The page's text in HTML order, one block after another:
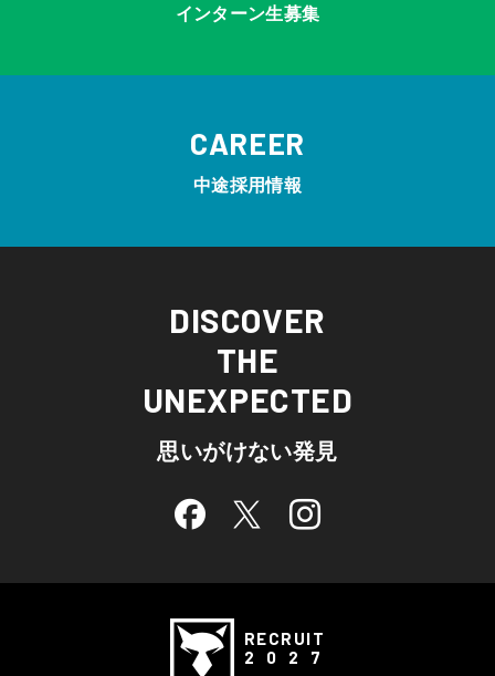
インターン生募集
CAREER
中途採用情報
DISCOVER
THE
UNEXPECTED
思いがけない発見
RECRUIT
2 0 2 7